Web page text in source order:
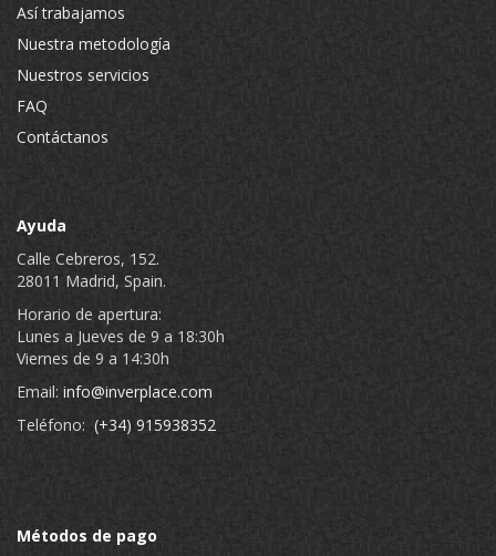
Así trabajamos
Nuestra metodología
Nuestros servicios
FAQ
Contáctanos
Ayuda
Calle Cebreros, 152.
28011 Madrid, Spain.
Horario de apertura:
Lunes a Jueves de 9 a 18:30h
Viernes de 9 a 14:30h
Email: info@inverplace.com
Teléfono: (+34) 915938352
Métodos de pago